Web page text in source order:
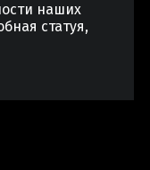
наших
статуя,